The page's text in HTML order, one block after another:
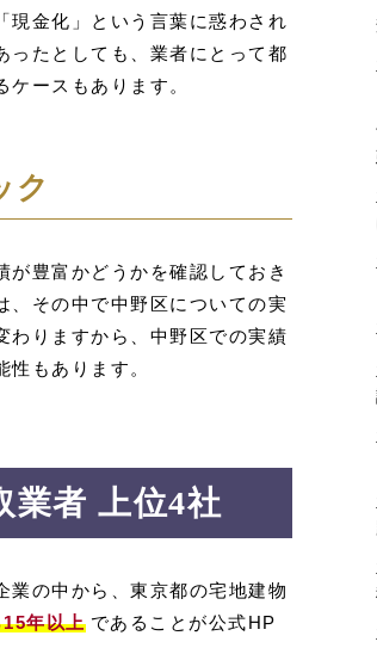
現金化」という言葉に惑わされ
ったとしても、業者にとって都
ースもあります。
ク
豊富かどうかを確認しておき
、その中で中野区についての実
わりますから、中野区での実績
もあります。
業者 上位4社
業の中から、東京都の宅地建物
年以上 であることが公式HP